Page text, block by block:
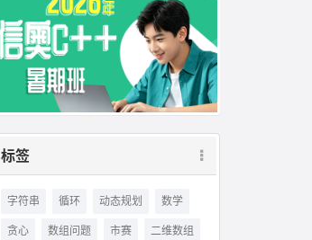
标签
字符串 循环 动态规划
数学
贪心
数组问题 市赛 二维数组